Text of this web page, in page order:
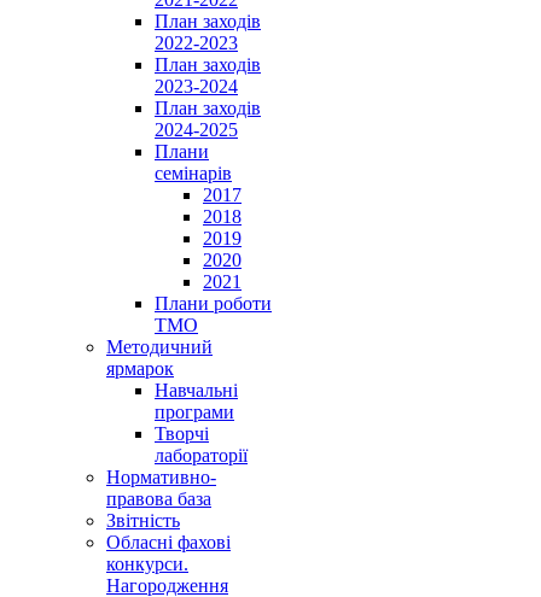
План заходів
2022-2023
План заходів
2023-2024
План заходів
2024-2025
Плани
семінарів
2017
2018
2019
2020
2021
Плани роботи
ТМО
Методичний
ярмарок
Навчальні
програми
Творчі
лабораторії
Нормативно-
правова база
Звітність
Обласні фахові
конкурси.
Нагородження